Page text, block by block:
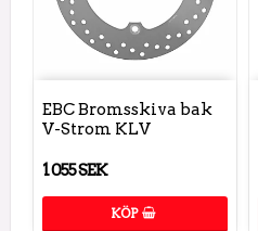
EBC Bromsskiva bak
V-Strom KLV
1 055 SEK
KÖP